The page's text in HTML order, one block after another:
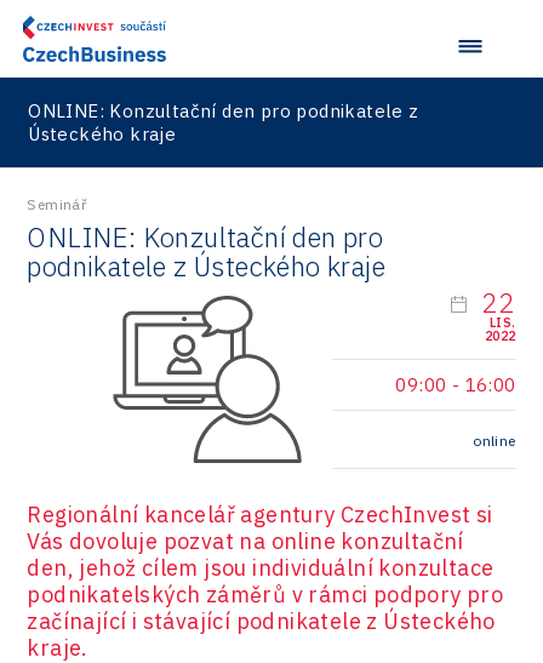
Kaleido
Virtual Lab
Manufacturing
Rail
Connectivity
Consulting
Infrastructure
Security
Vehicles
Příhraničí
Technická infrastruktura
Zaměstnanost
Konference Potenciál místní ekonomiky 2018
Představení průběžného pokroku projektu
Pasportizace
ONLINE: Konzultační den pro podnikatele z
Ústeckého kraje
Seminář
ONLINE: Konzultační den pro
podnikatele z Ústeckého kraje
22
LIS.
2022
09:00 - 16:00
online
Regionální kancelář agentury CzechInvest si
Vás dovoluje pozvat na online konzultační
den, jehož cílem jsou individuální konzultace
podnikatelských záměrů v rámci podpory pro
začínající i stávající podnikatele z Ústeckého
kraje.